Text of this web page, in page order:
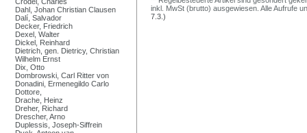
Dahl, Johan Christian Clausen
Dalí, Salvador
Decker, Friedrich
Dexel, Walter
Dickel, Reinhard
Dietrich, gen. Dietricy, Christian
Wilhelm Ernst
Dix, Otto
Dombrowski, Carl Ritter von
Donadini, Ermenegildo Carlo
Dottore,
Drache, Heinz
Dreher, Richard
Drescher, Arno
Duplessis, Joseph-Siffrein
inkl. MwSt (brutto) ausgewiesen. Alle Aufrufe
7.3.)